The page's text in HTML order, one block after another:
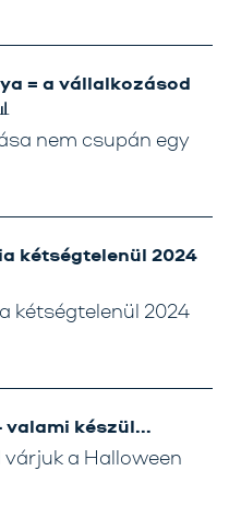
= a vállalkozásod
nem csupán egy
kétségtelenül 2024
kétségtelenül 2024
valami készül…
a Halloween